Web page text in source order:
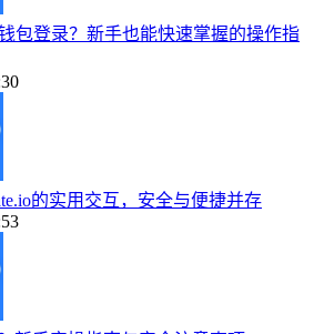
包登录？新手也能快速掌握的操作指
的实用交互，安全与便捷并存